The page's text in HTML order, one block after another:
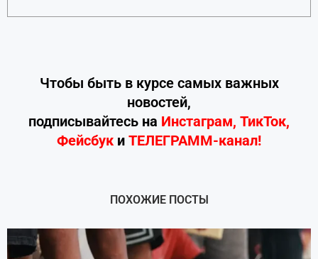
Чтобы быть в курсе самых важных
новостей,
подписывайтесь на Инстаграм, ТикТок,
Фейсбук и ТЕЛЕГРАММ-канал!
ПОХОЖИЕ ПОСТЫ